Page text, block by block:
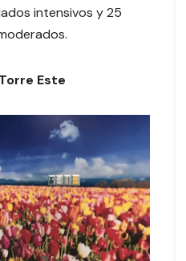
intensivos y 25
Este